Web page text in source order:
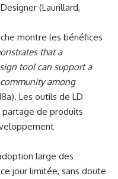
(Laurillard,
montre les bénéfices
that a
tool can support a
among
Les outils de LD
de produits
large des
jour limitée, sans doute